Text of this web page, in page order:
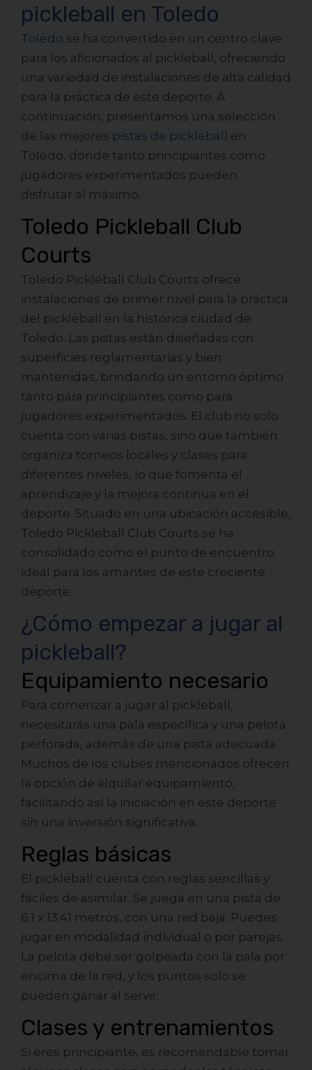
pickleball en Toledo
Toledo se ha convertido en un centro clave
para los aficionados al pickleball, ofreciendo
una variedad de instalaciones de alta calidad
para la práctica de este deporte. A
continuación, presentamos una selección
de las mejores pistas de pickleball
en
Toledo, donde tanto principiantes como
jugadores experimentados pueden
disfrutar al máximo.
Toledo Pickleball Club
Courts
Toledo Pickleball Club Courts ofrece
instalaciones de primer nivel para la práctica
del pickleball en la histórica ciudad de
Toledo. Las pistas están diseñadas con
superficies reglamentarias y bien
mantenidas, brindando un entorno óptimo
tanto para principiantes como para
jugadores experimentados. El club no solo
cuenta con varias pistas, sino que también
organiza torneos locales y clases para
diferentes niveles, lo que fomenta el
aprendizaje y la mejora continua en el
deporte. Situado en una ubicación accesible,
Toledo Pickleball Club Courts se ha
consolidado como el punto de encuentro
ideal para los amantes de este creciente
deporte.
¿Cómo empezar a jugar al
pickleball?
Equipamiento necesario
Para comenzar a jugar al pickleball,
necesitarás una pala específica y una pelota
perforada, además de una pista adecuada.
Muchos de los clubes mencionados ofrecen
la opción de alquilar equipamiento,
facilitando así la iniciación en este deporte
sin una inversión significativa.
Reglas básicas
El pickleball cuenta con reglas sencillas y
fáciles de asimilar. Se juega en una pista de
6.1 x 13.41 metros, con una red baja. Puedes
jugar en modalidad individual o por parejas.
La pelota debe ser golpeada con la pala por
encima de la red, y los puntos solo se
pueden ganar al servir.
Clases y entrenamientos
Si eres principiante, es recomendable tomar